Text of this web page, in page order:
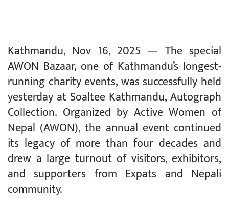
Kathmandu, Nov 16, 2025 — The special
AWON Bazaar, one of Kathmandu’s longest-
running charity events, was successfully held
yesterday at Soaltee Kathmandu, Autograph
Collection. Organized by Active Women of
Nepal (AWON), the annual event continued
its legacy of more than four decades and
drew a large turnout of visitors, exhibitors,
and supporters from Expats and Nepali
community.